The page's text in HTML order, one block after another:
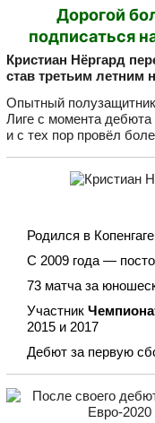
Дорогой
подписаться
Кристиан Нёргард
став третьим летним
Опытный
Лиге с момента дебюта
и с тех пор провёл
Родился в
С 2009 года —
73 матча за
Участник
2015 и 2017
Дебют за первую